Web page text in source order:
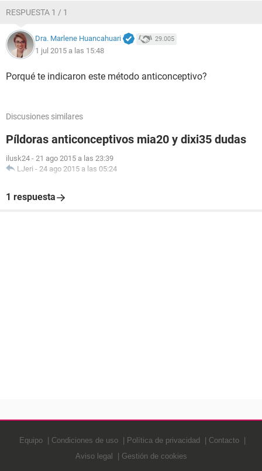
RESPUESTA 1 / 1
Dra. Marlene Huancahuari 29.005
1 jul 2015 a las 15:48
Porqué te indicaron este método anticonceptivo?
Discusiones similares
Píldoras anticonceptivos mia20 y dixi35 dudas
ilusk24 - 21 ago 2015 a las 23:39
LJeri - 24 ago 2015 a las 05:24
1 respuesta
Equipo Condiciones de uso Política de privacidad
Contacto
Aviso legal
Gestión de cookies